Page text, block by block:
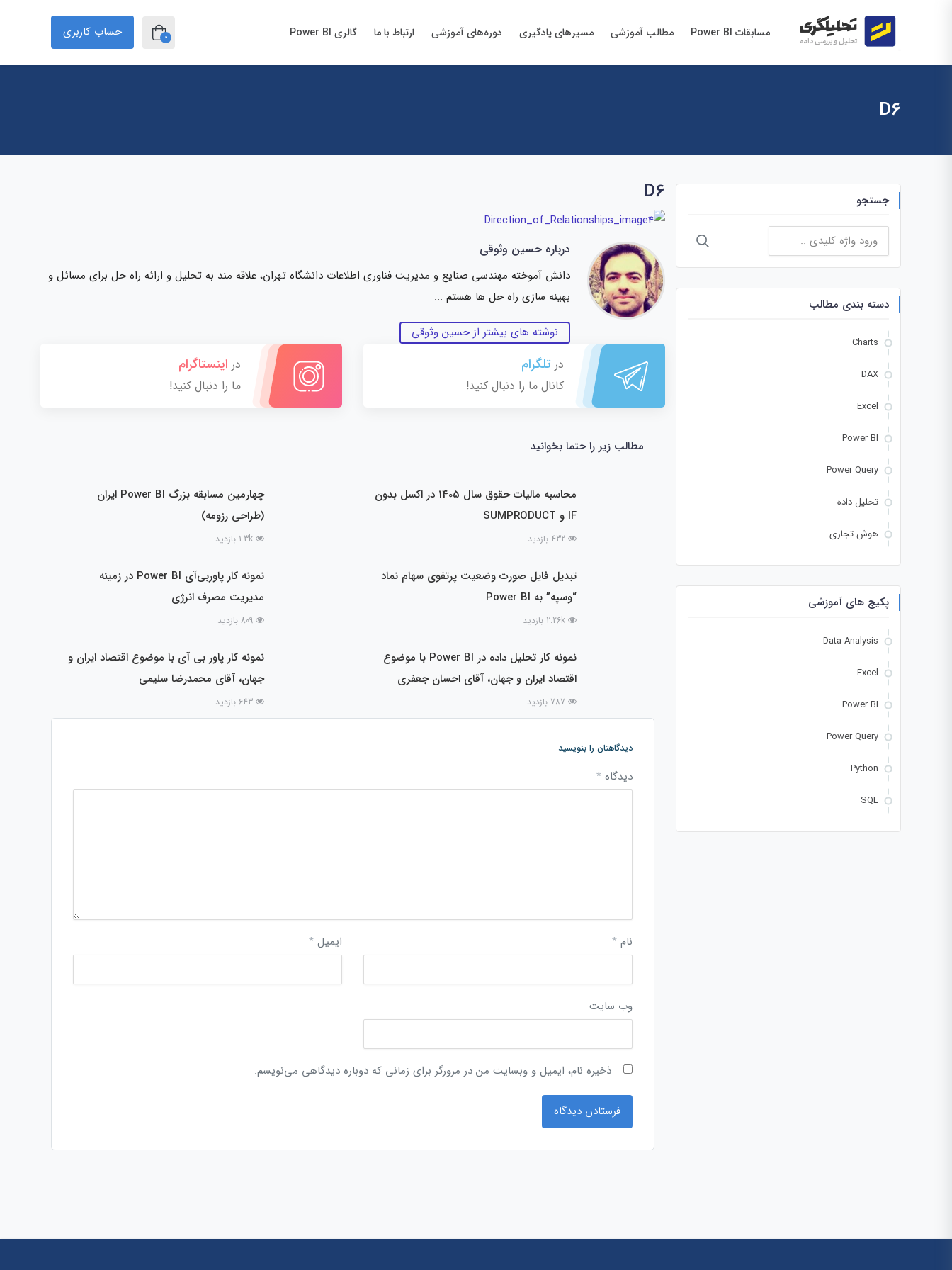
مسابقات Power BI مطالب آموزشی مسیرهای یادگیری دوره‌های آموزشی ارتباط با ما گالری Power BI 0 حساب کاربری
D6
D6
درباره حسین وثوقی
دانش آموخته مهندسی صنایع و مدیریت فناوری اطلاعات دانشگاه تهران، علاقه مند به تحلیل و ارائه راه حل برای مسائل و
بهینه سازی راه حل ها هستم ...
نوشته های بیشتر از حسین وثوقی
در تلگرام
کانال ما را دنبال کنید!
در اینستاگرام
ما را دنبال کنید!
مطالب زیر را حتما بخوانید
محاسبه مالیات حقوق سال 1405 در اکسل بدون
IF و SUMPRODUCT
432 بازدید
چهارمین مسابقه بزرگ Power BI ایران
(طراحی رزومه)
1.3k بازدید
تبدیل فایل صورت وضعیت پرتفوی سهام نماد
“وسپه” به Power BI
2.26k بازدید
نمونه کار پاوربی‌آی Power BI در زمینه
مدیریت مصرف انرژی
809 بازدید
نمونه کار تحلیل داده در Power BI با موضوع
اقتصاد ایران و جهان، آقای احسان جعفری
نمونه کار پاور بی آی با موضوع اقتصاد ایران و
جهان، آقای محمدرضا سلیمی
643 بازدید
دیدگاهتان را بنویسید
دیدگاه*
نام* ایمیل*
وب‌ سایت
ذخیره نام، ایمیل و وبسایت من در مرورگر برای زمانی که دوباره دیدگاهی می‌نویسم.
جستجو
جستجو
برای:
دسته بندی مطالب
Charts
DAX
Excel
Power BI
Power Query
تحلیل داده
هوش تجاری
پکیج های آموزشی
Data Analysis
Excel
Power BI
Power Query
Python
SQL